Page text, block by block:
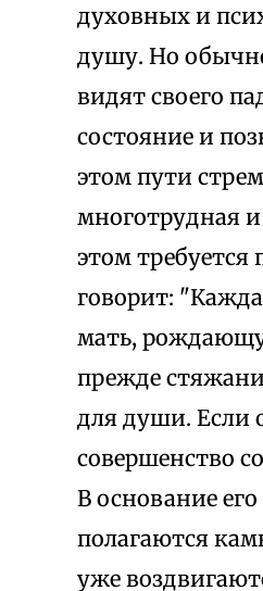
духовных и
душу. Но
видят своего
состояние и
этом пути
многотрудная и
этом требуется
говорит:
мать,
прежде
для души. Если
совершенство
В основание
полагаются
уже